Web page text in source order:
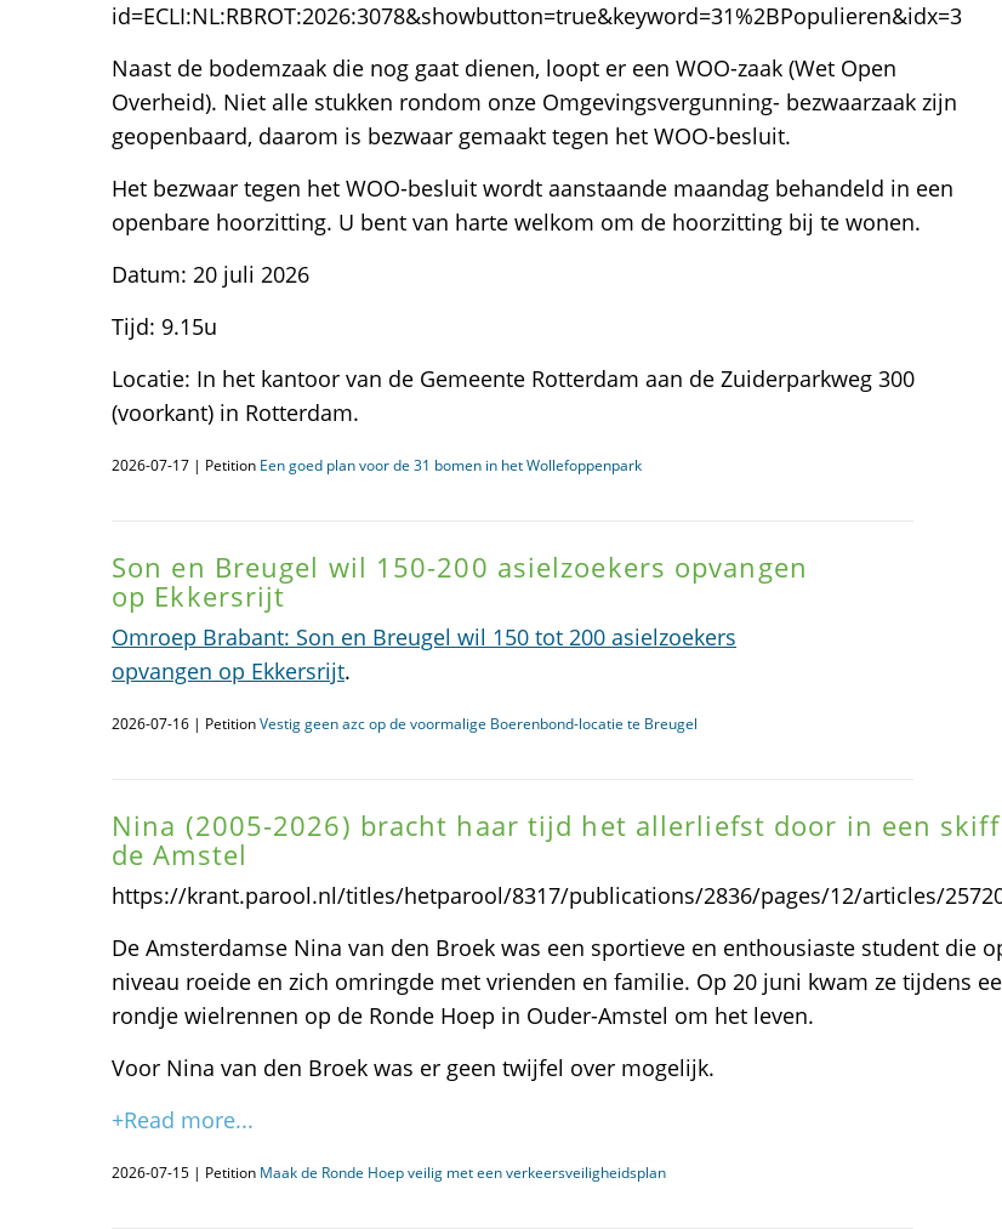
id=ECLI:NL:RBROT:2026:3078&showbutton=true&keyword=31%2BPopulieren&idx=3
Naast de bodemzaak die nog gaat dienen, loopt er een WOO-zaak (Wet Open
Overheid). Niet alle stukken rondom onze Omgevingsvergunning- bezwaarzaak zijn
geopenbaard, daarom is bezwaar gemaakt tegen het WOO-besluit.
Het bezwaar tegen het WOO-besluit wordt aanstaande maandag behandeld in een
openbare hoorzitting. U bent van harte welkom om de hoorzitting bij te wonen.
Datum: 20 juli 2026
Tijd: 9.15u
Locatie: In het kantoor van de Gemeente Rotterdam aan de Zuiderparkweg 300
(voorkant) in Rotterdam.
2026-07-17 | Petition Een goed plan voor de 31 bomen in het Wollefoppenpark
Son en Breugel wil 150-200 asielzoekers opvangen
op Ekkersrijt
Omroep Brabant: Son en Breugel wil 150 tot 200 asielzoekers
opvangen op Ekkersrijt.
2026-07-16 | PetitionVestig geen azc op de voormalige Boerenbond-locatie te Breugel
Nina (2005-2026) bracht haar tijd het allerliefst door in een
de Amstel
https://krant.parool.nl/titles/hetparool/8317/publications/2836/pages/12/articles/
De Amsterdamse Nina van den Broek was een sportieve en enthousiaste student die
niveau roeide en zich omringde met vrienden en familie. Op 20 juni kwam ze tijdens
rondje wielrennen op de Ronde Hoep in Ouder-Amstel om het leven.
Voor Nina van den Broek was er geen twijfel over mogelijk.
+Read more...
2026-07-15 | Petition Maak de Ronde Hoep veilig met een verkeersveiligheidsplan